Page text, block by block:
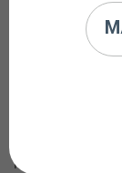
La úvea se
capas
muchas de